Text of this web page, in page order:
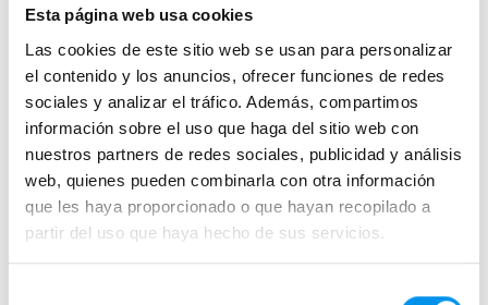
Esta página web usa cookies
Las cookies de este sitio web se usan para personalizar
el contenido y los anuncios, ofrecer funciones de redes
sociales y analizar el tráfico. Además, compartimos
información sobre el uso que haga del sitio web con
nuestros partners de redes sociales, publicidad y análisis
web, quienes pueden combinarla con otra información
que les haya proporcionado o que hayan recopilado a
partir del uso que haya hecho de sus servicios.
Ver opciones
Mamparas de bañera
Frontales
Bañeras en esquina
Hojas o biombos de bañera
Mamparas de bañera abatibles